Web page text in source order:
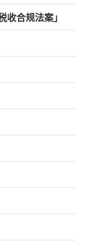
收合规法案」